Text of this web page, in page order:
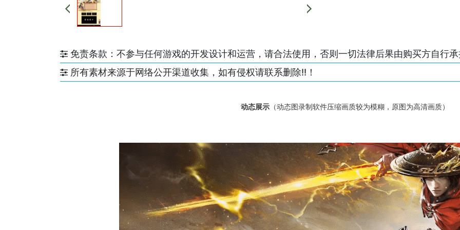
免责条款：不参与任何游戏的开发设计和运营，请合法使用，否则一切法律后果由购买方自行
所有素材来源于网络公开渠道收集，如有侵权请联系删除!!！
动态展示 （动态图录制软件压缩画质较为模糊，原图为高清画质）